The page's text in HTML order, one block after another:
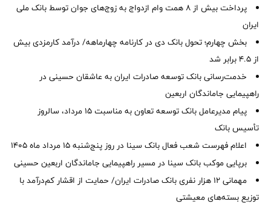
پرداخت بیش از ۸ همت وام ازدواج به زوج‌های جوان توسط بانک ملی
ایران
بخش چهارم؛ تحول بانک دی در کارنامه چهارماهه/ درآمد کارمزدی بیش
از ۴.۵ برابر شد
خدمت‌رسانی بانک توسعه صادرات ایران به عاشقان حسینی در
راهپیمایی جاماندگان اربعین
پیام مدیرعامل بانک توسعه تعاون به مناسبت 15 مرداد، سالروز
تأسیس بانک
اعلام فهرست شعب فعال بانک سینا در روز پنج‌شنبه 15 مرداد ماه 1405
برپایی موکب بانک سینا در مسیر راهپیمایی جاماندگان اربعین حسینی
مهمانی ۱۲ هزار نفری بانک صادرات ایران/ حمایت از اقشار کم‌درآمد با
توزیع بسته‌های معیشتی